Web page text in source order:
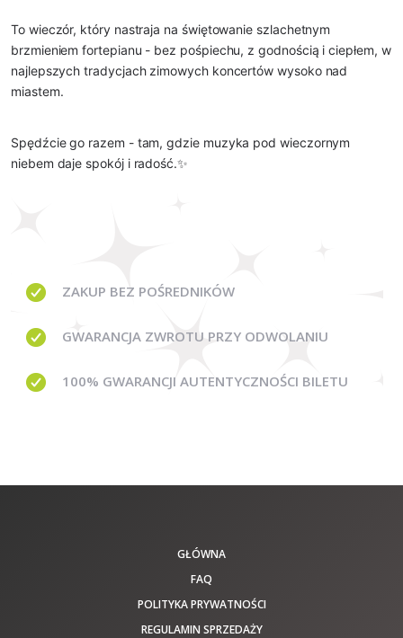
To wieczór, który nastraja na świętowanie szlachetnym
brzmieniem fortepianu - bez pośpiechu, z godnością i ciepłem, w
najlepszych tradycjach zimowych koncertów wysoko nad
miastem.
Spędźcie go razem - tam, gdzie muzyka pod wieczornym
niebem daje spokój i radość.✨
ZAKUP BEZ POŚREDNIKÓW
GWARANCJA ZWROTU PRZY ODWOLANIU
100% GWARANCJI AUTENTYCZNOŚCI BILETU
GŁÓWNA
FAQ
POLITYKA PRYWATNOŚCI
REGULAMIN SPRZEDAŻY